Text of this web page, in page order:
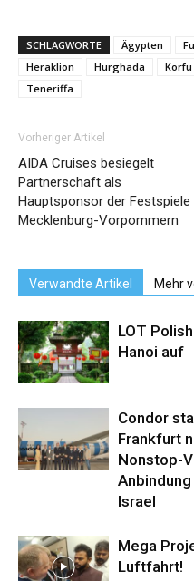
SCHLAGWORTE Ägypten
Heraklion
Hurghada Korfu
Teneriffa
Vorheriger Artikel
AIDA Cruises besiegelt
Partnerschaft als
Hauptsponsor der Festspiele
Mecklenburg-Vorpommern
Verwandte Artikel Mehr
LOT
Hanoi auf
Condor
Frankfurt
Nonstop-
Israel
Mega
Luftfahrt!